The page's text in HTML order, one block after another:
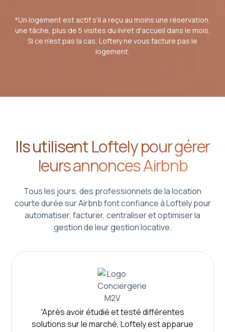
*Un logement est actif s'il a reçu au moins une réservation,
une tâche, plus de 5 visites du livret d'accueil dans le mois.
Si ce n’est pas la cas, Loftely ne vous facture pas le
logement.
Ils utilisent Loftely pour gérer
leurs annonces Airbnb
Tous les jours, des professionnels de la location
courte durée sur Airbnb font confiance à Loftely pour
automatiser, facturer, centraliser et optimiser la
gestion de leur gestion locative.
“Après avoir étudié et testé différentes
solutions sur le marché, Loftely est apparue